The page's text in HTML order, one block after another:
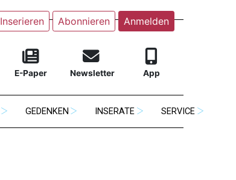
Inserieren Abonnieren Anmelden
E-Paper Newsletter App
GEDENKEN INSERATE SERVICE